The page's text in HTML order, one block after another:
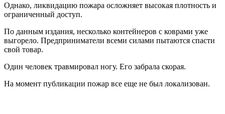
Однако, ликвидацию пожара осложняет высокая плотность и
ограниченный доступ.
По данным издания, несколько контейнеров с коврами уже
выгорело. Предприниматели всеми силами пытаются спасти
свой товар.
Один человек травмировал ногу. Его забрала скорая.
На момент публикации пожар все еще не был локализован.